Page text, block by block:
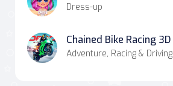
Dress-up
Chained Bike Racing 3D
Adventure, Racing & Driving